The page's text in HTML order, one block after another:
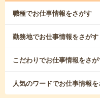
職種でお仕事情報をさがす
勤務地でお仕事情報をさがす
こだわりでお仕事情報をさ
人気のワードでお仕事情報